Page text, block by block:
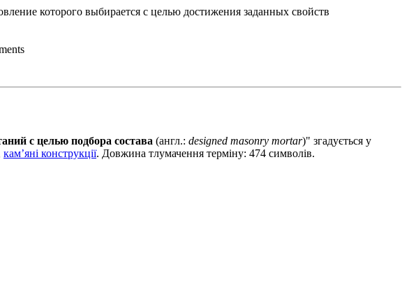
которого выбирается с целью достижения заданных свойств
с целью подбора состава (англ.: designed masonry mortar)" згадується у
кам’яні конструкції. Довжина тлумачення терміну: 474 символів.